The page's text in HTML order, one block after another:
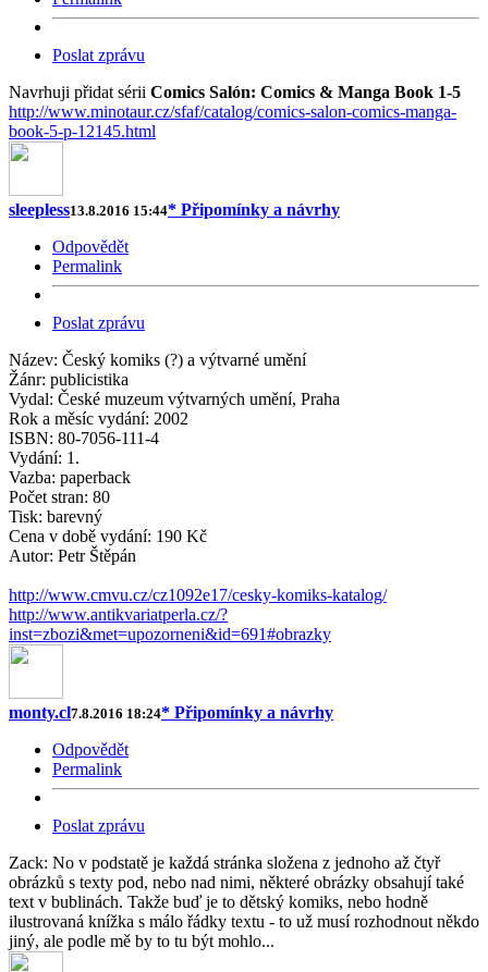
Poslat zprávu
Navrhuji přidat sérii Comics Salón: Comics & Manga Book 1-5
http://www.minotaur.cz/sfaf/catalog/comics-salon-comics-manga-
book-5-p-12145.html
sleepless13.8.2016 15:44* Připomínky a návrhy
Odpovědět
Permalink
Poslat zprávu
Název: Český komiks (?) a výtvarné umění
Žánr: publicistika
Vydal: České muzeum výtvarných umění, Praha
Rok a měsíc vydání: 2002
ISBN: 80-7056-111-4
Vydání: 1.
Vazba: paperback
Počet stran: 80
Tisk: barevný
Cena v době vydání: 190 Kč
Autor: Petr Štěpán
http://www.cmvu.cz/cz1092e17/cesky-komiks-katalog/
http://www.antikvariatperla.cz/?
inst=zbozi&met=upozorneni&id=691#obrazky
monty.cl7.8.2016 18:24* Připomínky a návrhy
Odpovědět
Permalink
Poslat zprávu
Zack: No v podstatě je každá stránka složena z jednoho až čtyř
obrázků s texty pod, nebo nad nimi, některé obrázky obsahují také
text v bublinách. Takže buď je to dětský komiks, nebo hodně
ilustrovaná knížka s málo řádky textu - to už musí rozhodnout někdo
jiný, ale podle mě by to tu být mohlo...